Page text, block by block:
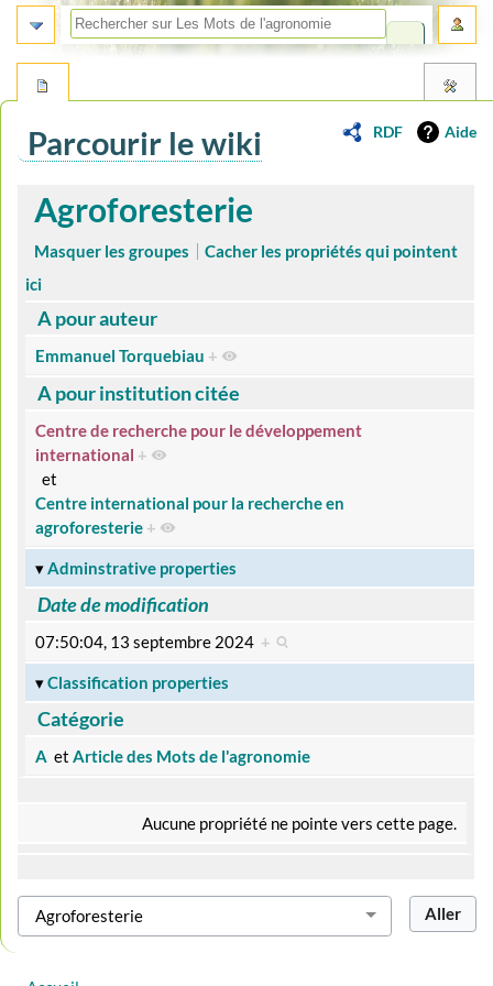
RDF Aide
Parcourir le wiki
Aller
Aller
Agroforesterie
Masquer les groupes
Cacher les propriétés qui pointent
ici
A pour auteur
Emmanuel Torquebiau +
A pour institution citée
Centre de recherche pour le développement
international +
et
Centre international pour la recherche en
agroforesterie +
Adminstrative properties
Date de modification
07:50:04, 13 septembre 2024 +
Classification properties
Catégorie
A etArticle des Mots de l'agronomie
Aucune propriété ne pointe vers cette page.